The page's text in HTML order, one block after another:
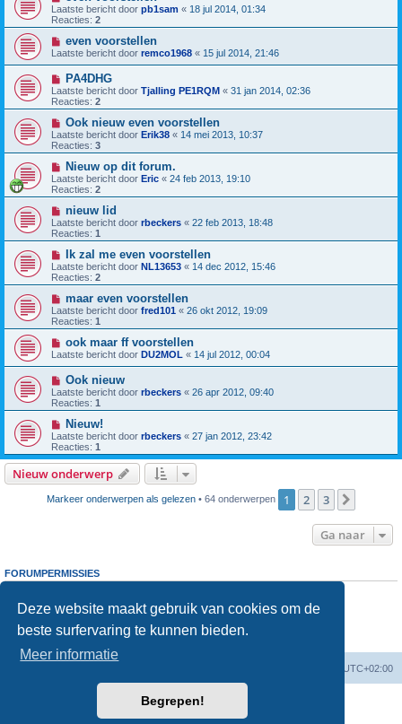
Deze website maakt gebruik van cookies om de
beste surfervaring te kunnen bieden.
Meer informatie
Begrepen!
Laatste bericht door pb1sam « 18 jul 2014, 01:34
Reacties: 2
even voorstellen
Laatste bericht door remco1968 « 15 jul 2014, 21:46
PA4DHG
Laatste bericht door Tjalling PE1RQM « 31 jan 2014, 02:36
Reacties: 2
Ook nieuw even voorstellen
Laatste bericht door Erik38 « 14 mei 2013, 10:37
Reacties: 3
Nieuw op dit forum.
Laatste bericht door Eric « 24 feb 2013, 19:10
Reacties: 2
nieuw lid
Laatste bericht door rbeckers « 22 feb 2013, 18:48
Reacties: 1
Ik zal me even voorstellen
Laatste bericht door NL13653 « 14 dec 2012, 15:46
Reacties: 2
maar even voorstellen
Laatste bericht door fred101 « 26 okt 2012, 19:09
Reacties: 1
ook maar ff voorstellen
Laatste bericht door DU2MOL « 14 jul 2012, 00:04
Ook nieuw
Laatste bericht door rbeckers « 26 apr 2012, 09:40
Reacties: 1
Nieuw!
Laatste bericht door rbeckers « 27 jan 2012, 23:42
Reacties: 1
Nieuw onderwerp
Markeer onderwerpen als gelezen • 64 onderwerpen 1 2 3
Ga naar
FORUMPERMISSIES
kunt niet
reageren op onderwerpen in dit forum
kunt nietje eigen berichten wijzigen in dit forum
kunt nietje eigen berichten verwijderen in dit forum
bijlagen plaatsen in dit forum
UTC+02:00
phpBB® Forum Software © phpBB Limited
phpBB.nl